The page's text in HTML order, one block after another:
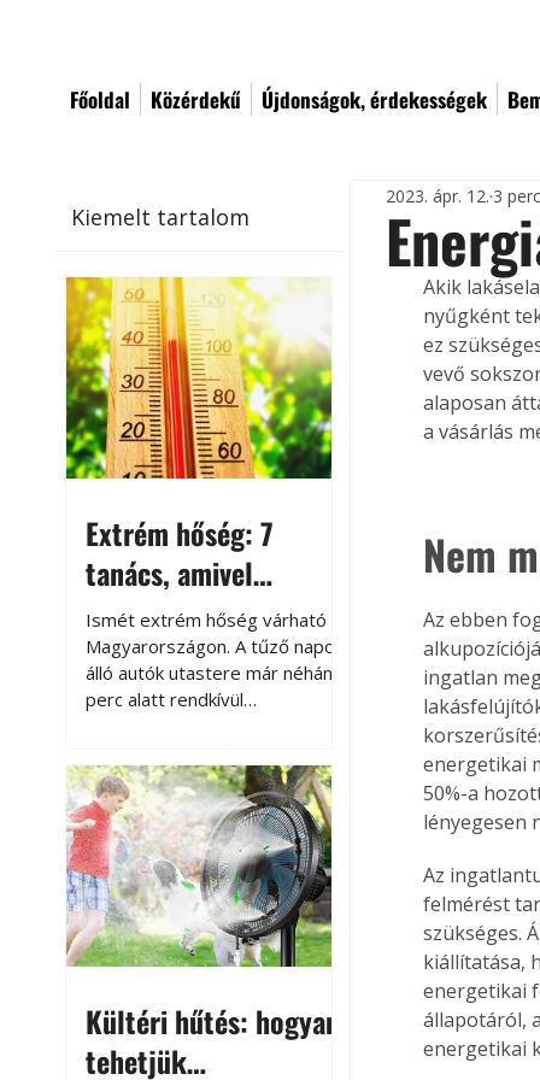
Főoldal Közérdekű Újdonságok, érdekességek
Kiemelt tartalom
Extrém hőség: 7
tanács, amivel
megóvhatjuk
autónkat a nyári
károktól
Ismét extrém hőség várható
Magyarországon. A tűző napon
álló autók utastere már néhány
perc alatt rendkívül
megközelítheti. Ez nemcsak a
beszállást teszi kellemetlenné,
hanem az autó állapotára és a
benne hagyott tárgyakra is
káros hatással lehet. Néhány
egyszerű óvintézkedéssel
azonban jelentősen
csökkenthetjük a hőség káros
Kültéri hűtés: hogyan
tehetjük
2023. ápr. 12. 3
Akik
nyűgként
ez
vevő
alaposan
a vásárlás
Nem
Az ebben
ingatlan
energetikai
50%-a
lényegesen
Az
felmérést
szükséges.
kiállítatása,
energetikai
állapotáról,
energetikai